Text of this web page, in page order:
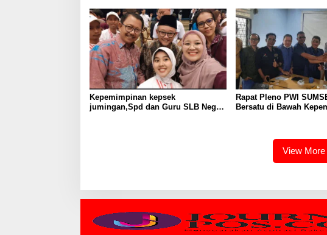
Kejati Sumsel
Kepemimpinan kepsek
jumingan,Spd dan Guru SLB Negeri
Rapat Pleno PWI
Bersatu di Bawah
View More